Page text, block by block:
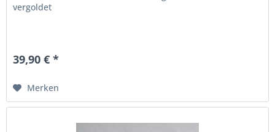
vergoldet
39,90 € *
Merken